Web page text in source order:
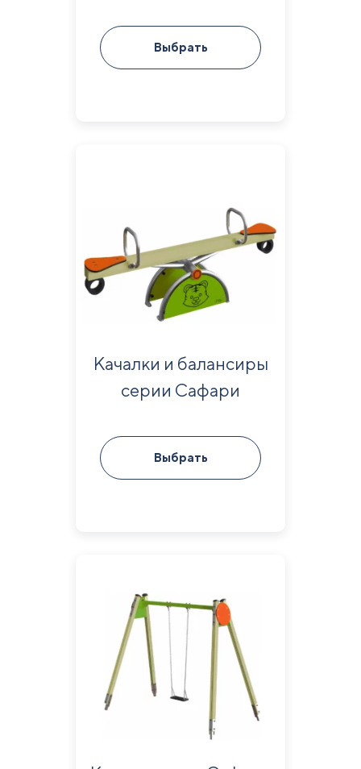
Выбрать
Качалки и балансиры
серии Сафари
Выбрать